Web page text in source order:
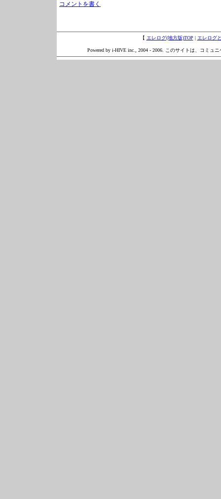
コメントを書く
【 エレログ(地方版)TOP エレログ
Powered by i-HIVE inc., 2004 - 2006. このサイトは、コミュ